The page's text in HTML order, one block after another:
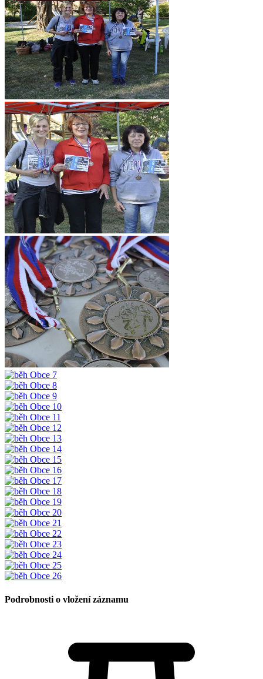
Podrobnosti o vložení záznamu